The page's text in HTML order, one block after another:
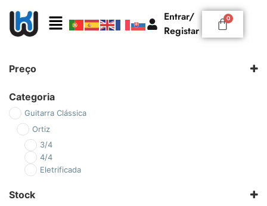
Entrar/
Registar
Preço
Categoria
Guitarra Clássica
Ortiz
3/4
4/4
Eletrificada
Stock